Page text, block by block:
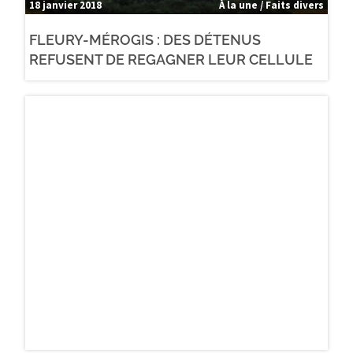
18 janvier 2018 À la une / Faits divers
FLEURY-MÉROGIS : DES DÉTENUS
REFUSENT DE REGAGNER LEUR CELLULE